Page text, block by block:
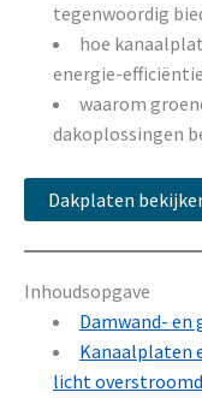
tegenwoordig
hoe
energie-
waarom
dakoplossingen
Dakplaten
Inhoudsopgave
Damwand-
Kanaalplaten
licht